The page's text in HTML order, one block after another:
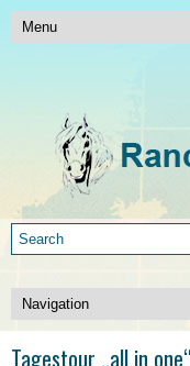
Tagestour „all in